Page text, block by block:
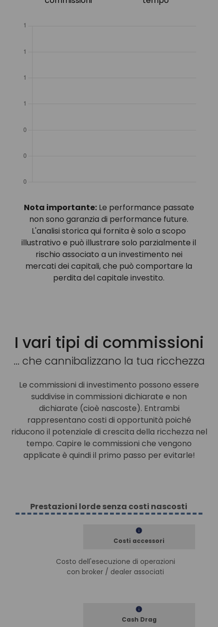
Nota importante: Le performance passate
non sono garanzia di performance future.
L'analisi storica qui fornita è solo a scopo
illustrativo e può illustrare solo parzialmente il
rischio associato a un investimento nei
mercati dei capitali, che può comportare la
perdita del capitale investito.
I vari tipi di commissioni
... che cannibalizzano la tua ricchezza
Le commissioni di investimento possono essere
suddivise in commissioni dichiarate e non
dichiarate (cioè nascoste). Entrambi
rappresentano costi di opportunità poiché
riducono il potenziale di crescita della ricchezza nel
tempo. Capire le commissioni che vengono
applicate è quindi il primo passo per evitarle!
Prestazioni lorde senza costi nascosti
Costi accessori
Costo dell'esecuzione di operazioni
con broker / dealer associati
Cash Drag